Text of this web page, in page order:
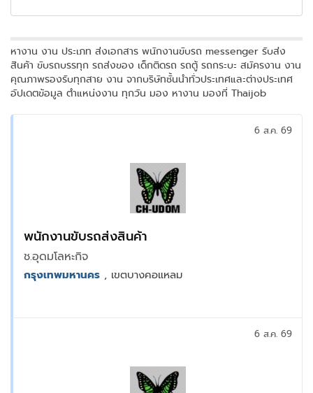
หางาน งาน ประเภท ส่งเอกสาร พนักงานขับรถ messenger รับส่ง
สินค้า ขับรถบรรทุก รถส่งของ เด็กติดรถ รถตู้ รถกระบะ สมัครงาน งาน
คุณภาพรองรับทุกสาย งาน จากบริษัทชั้นนำทั่วประเทศและต่างประเทศ
อัปเดตข้อมูล ตำแหน่งงาน ทุกวัน มอง หางาน มองที่ Thaijob
พนักงานขับรถส่งสินค้า
ช.อุดมโลหะกิจ
6 ส.ค. 69
กรุงเทพมหานคร , เขตบางคอแหลม
6 ส.ค. 69